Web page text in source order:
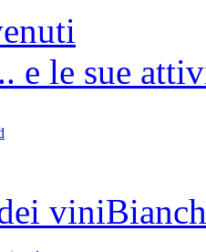
e le sue
vini